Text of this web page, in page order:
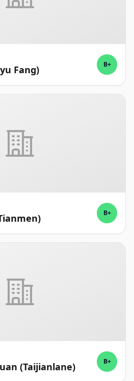
Fang) B+
B+
(Taijianlane) B+